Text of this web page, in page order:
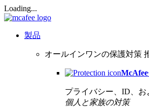
Loading...
製品
オールインワンの保護対策
McAfee
プライバシー、ID、お
個人と家族の対策